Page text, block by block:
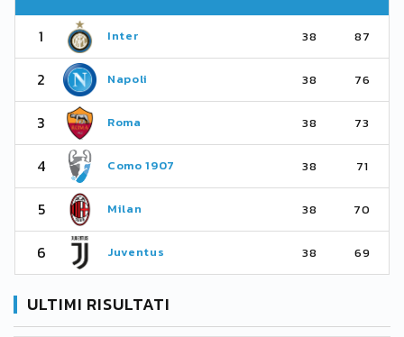
1 Inter 38 87
2 Napoli 38 76
3 Roma 38 73
4 Como 1907 38 71
5 Milan 38 70
6 Juventus 38 69
ULTIMI RISULTATI